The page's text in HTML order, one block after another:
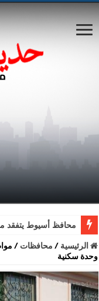
محافظ أسيوط يتفقد
الرئيسية / محافظات /
وحدة سكنية